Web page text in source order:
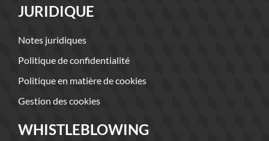
JURIDIQUE
Notes juridiques
Politique de confidentialité
Politique en matière de cookies
Gestion des cookies
WHISTLEBLOWING